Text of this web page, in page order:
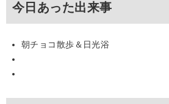
今日あった出来事
朝チョコ散歩＆日光浴